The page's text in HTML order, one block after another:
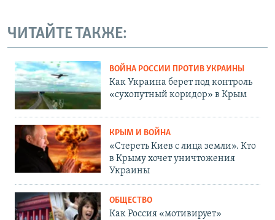
ЧИТАЙТЕ ТАКЖЕ:
ВОЙНА РОССИИ ПРОТИВ УКРАИНЫ
Как Украина берет под контроль
«сухопутный коридор» в Крым
КРЫМ И ВОЙНА
«Стереть Киев с лица земли». Кто
в Крыму хочет уничтожения
Украины
ОБЩЕСТВО
Как Россия «мотивирует»